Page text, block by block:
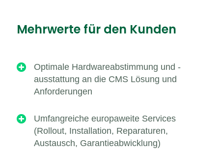
Mehrwerte für den Kunden

Optimale Hardwareabstimmung und -
ausstattung an die CMS Lösung und
Anforderungen

Umfangreiche europaweite Services
(Rollout, Installation, Reparaturen,
Austausch, Garantieabwicklung)